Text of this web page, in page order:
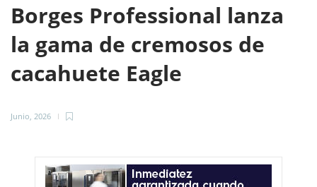
Borges Professional lanza
la gama de cremosos de
cacahuete Eagle
Junio, 2026